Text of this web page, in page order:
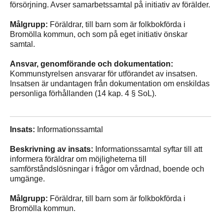
försörjning. Avser samarbetssamtal på initiativ av förälder.
Målgrupp: Föräldrar, till barn som är folkbokförda i
Bromölla kommun, och som på eget initiativ önskar
samtal.
Ansvar, genomförande och dokumentation:
Kommunstyrelsen ansvarar för utförandet av insatsen.
Insatsen är undantagen från dokumentation om enskildas
personliga förhållanden (14 kap. 4 § SoL).
Insats: Informationssamtal
Beskrivning av insats: Informationssamtal syftar till att
informera föräldrar om möjligheterna till
samförståndslösningar i frågor om vårdnad, boende och
umgänge.
Målgrupp: Föräldrar, till barn som är folkbokförda i
Bromölla kommun.